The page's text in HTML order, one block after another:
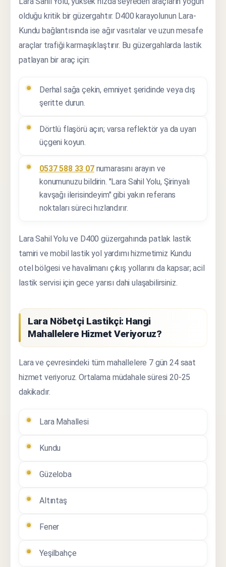
olduğu kritik bir güzergahtır. D400 karayolunun Lara-
Kundu bağlantısında ise ağır vasıtalar ve uzun mesafe
araçlar trafiği karmaşıklaştırır. Bu güzergahlarda lastik
patlayan bir araç için:
Derhal sağa çekin, emniyet şeridinde veya dış
şeritte durun.
Dörtlü flaşörü açın; varsa reflektör ya da uyarı
üçgeni koyun.
0537 588 33 07numarasını arayın ve
konumunuzu bildirin. "Lara Sahil Yolu, Şirinyalı
kavşağı ilerisindeyim" gibi yakın referans
noktaları süreci hızlandırır.
Lara Sahil Yolu ve D400 güzergahında patlak lastik
tamiri ve mobil lastik yol yardımı hizmetimiz Kundu
otel bölgesi ve havalimanı çıkış yollarını da kapsar; acil
lastik servisi için gece yarısı dahi ulaşabilirsiniz.
Lara Nöbetçi Lastikçi: Hangi
Mahallelere Hizmet Veriyoruz?
Lara ve çevresindeki tüm mahallelere 7 gün 24 saat
hizmet veriyoruz. Ortalama müdahale süresi 20-25
dakikadır.
Lara Mahallesi
Kundu
Güzeloba
Altıntaş
Fener
Yeşilbahçe